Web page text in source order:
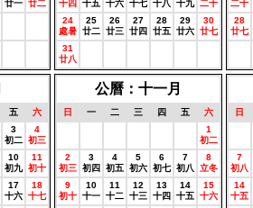
廿一 廿二
十四
十五 十六 十七 十八
十九
二十
24
處暑
25
廿二
26
廿三
27
廿四
28
廿五
29
廿六
30
廿七
31
廿八
二十
28
廿七
五
六
3
初二
4
初三
10
初九
11
初十
17
十六
18
十七
公曆：十一月
日 一 二 三 四 五
六
1
初二
2
初三
3
初四
4
初五
5
初六
6
初七
7
初八
8
立冬
9
初十
10
十一
11
十二
12
十三
13
十四
14
十五
15
十六
日
7
初八
14
十五